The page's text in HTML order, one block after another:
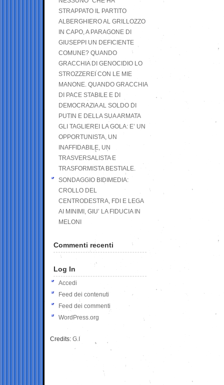
STRAPPATO IL PARTITO
ALBERGHIERO AL GRILLOZZO
IN CAPO, A PARAGONE DI
GIUSEPPI UN DEFICIENTE
COMUNE? QUANDO
GRACCHIA DI GENOCIDIO LO
STROZZEREI CON LE MIE
MANONE. QUANDO GRACCHIA
DI PACE STABILE E DI
DEMOCRAZIA AL SOLDO DI
PUTIN E DELLA SUA ARMATA
GLI TAGLIEREI LA GOLA: E’ UN
OPPORTUNISTA, UN
INAFFIDABILE, UN
TRASVERSALISTA E
TRASFORMISTA BESTIALE.
SONDAGGIO BIDIMEDIA:
CROLLO DEL
CENTRODESTRA, FDI E LEGA
AI MINIMI, GIU’ LA FIDUCIA IN
MELONI
Commenti recenti
Log In
Accedi
Feed dei contenuti
Feed dei commenti
WordPress.org
Credits: G.I